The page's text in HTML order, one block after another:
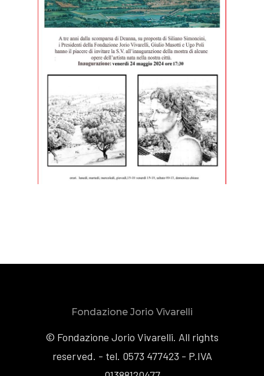
Fondazione Jorio Vivarelli
© Fondazione Jorio Vivarelli. All rights
reserved. - tel. 0573 477423 - P.IVA